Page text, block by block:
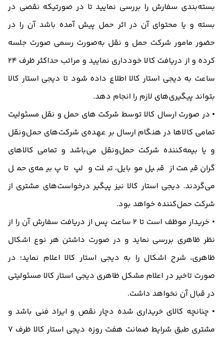
بسته‌بندی سفارش را بررسی نمایید تا در صورتیکه نقصی در
بسته و یا محتوای آن در اثر حمل پیش آمده باشد آن را در
حضور مامور شرکت حمل و نقل به‌صورت رسمی صورت جلسه
کرده و از دریافت کالا خودداری نمایید و مراتب حداکثر ظرف 24
ساعت به دیجی استار کالا اطلاع داده شود تا دیجی استار کالا
بتواند پیگیری‌های لازم را انجام دهد.
• در صورت ارسال کالا توسط شرکت های حمل و نقل مسئولیت
تمامی كالاها در هنگام ارسال بر عهده‌ی شركت‌های حمل‌و‌نقل
و یا بیمه‌كننده شركت حمل‌و‌نقل می‌باشد و تمامی کالاهای
گران قیمت از قبیل موبایل، تبلت و لپ تاپ بیمه‌ی حمل
می‌گردند. دیجی استار کالا نیز پیگیر درخواست‌های مشتری از
شرکت حمل‌کننده خواهد بود.
• خریدار موظف است تا 2 ساعت پس از دریافت سفارش آن را از
نظر ظاهری بررسی نماید و در صورت داشتن هر نوع اشکال
ظاهری، شرح اشکال را به دیجی استار کالا اعلام نماید؛ در
صورت تاخیر در اعلام مشکل ظاهری دیجی استار کالا مسئولیتی
در قبال آن نخواهد داشت.
• چنانچه كالای خریداری شده دچار نقص و ایراد فنی باشد و
مشتری طبق شرایط ضمانت هفت روزه‌ دیجی استار کالا ظرف 7